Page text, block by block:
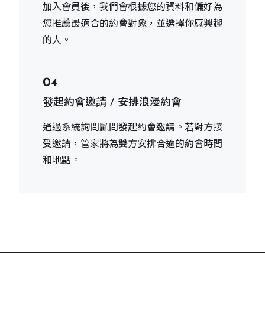
加入會員後，我們會根據您的資料和偏好為
您推薦最適合的約會對象，並選擇你感興趣
的人。
04
發起約會邀請 / 安排浪漫約會
通過系統詢問顧問發起約會邀請。若對方接
受邀請，管家將為雙方安排合適的約會時間
和地點。